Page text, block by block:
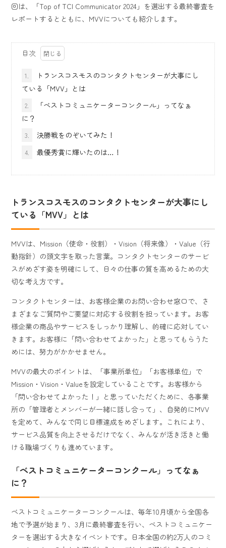
回は、「Top of TCI Communicator 2024」を選出する最終審査を
レポートするとともに、MVVについても紹介します。
目次
1.
トランスコスモスのコンタクトセンターが大事にし
ている「MVV」とは
2.
「ベストコミュニケーターコンクール」ってなぁ
に？
3. 決勝戦をのぞいてみた！
4. 最優秀賞に輝いたのは…！
トランスコスモスのコンタクトセンターが大事にし
ている「MVV」とは
MVVは、Mission（使命・役割）・Vision（将来像）・Value（行
動指針）の頭文字を取った言葉。コンタクトセンターのサービ
スがめざす姿を明確にして、日々の仕事の質を高めるための大
切な考え方です。
コンタクトセンターは、お客様企業のお問い合わせ窓口で、さ
まざまなご質問やご要望に対応する役割を担っています。お客
様企業の商品やサービスをしっかり理解し、的確に応対してい
きます。お客様に「問い合わせてよかった」と思ってもらうた
めには、努力がかかせません。
MVVの最大のポイントは、「事業所単位」「お客様単位」で
Mission・Vision・Valueを設定していることです。お客様から
「問い合わせてよかった！」と思っていただくために、各事業
所の「管理者とメンバーが一緒に話し合って」、自発的にMVV
を定めて、みんなで同じ目標達成をめざします。これにより、
サービス品質を向上させるだけでなく、みんなが活き活きと働
ける職場づくりも進めています。
「ベストコミュニケーターコンクール」ってなぁ
に？
ベストコミュニケーターコンクールは、毎年10月頃から全国各
地で予選が始まり、3月に最終審査を行い、ベストコミュニケー
ターを選出する大きなイベントです。日本全国の約2万人のコミ